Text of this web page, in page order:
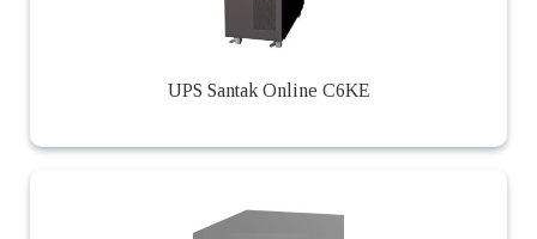
UPS Santak Online C6KE